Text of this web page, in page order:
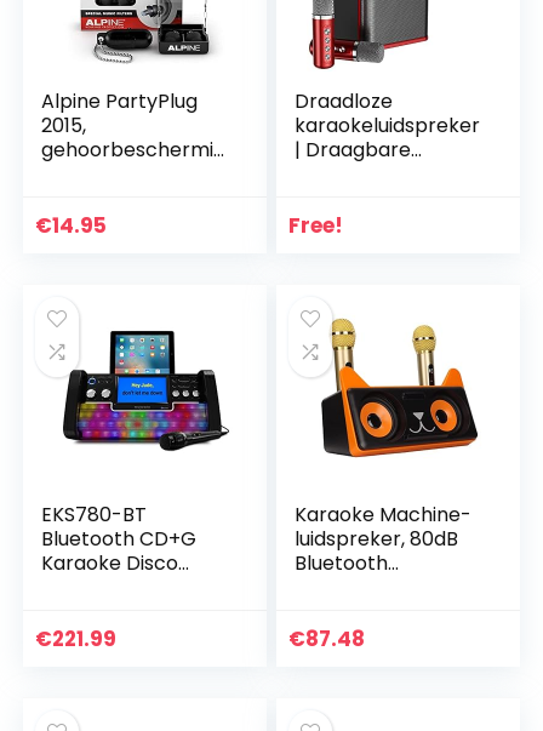
Alpine PartyPlug
2015,
gehoorbeschermin
g)
€14.95
Draadloze
karaokeluidspreker
| Draagbare
Zangapparatuur
batterij, dubbele
draadloze
microfoon Qingd
Free!
EKS780-BT
Bluetooth CD+G
Karaoke Disco
€221.99
Karaoke Machine-
luidspreker, 80dB
Bluetooth
Draagbare
€87.48